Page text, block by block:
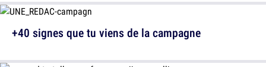
+40 signes que tu viens de la campagne